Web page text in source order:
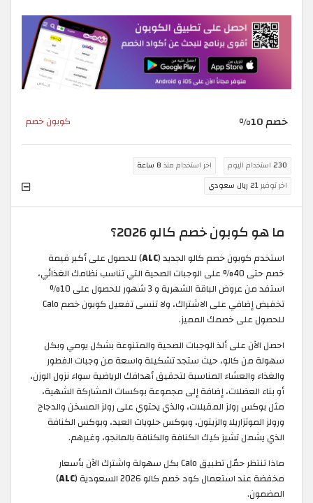
خصم 10% كوبون خصم
230 استخدام اليوم اخر استخدام منذ 8 ساعة
اخر توفير21 ريال سعودي
ما هو كوبون خصم كالو 2026؟
استخدم كوبون خصم كالو الجديد (ALC) للحصول على أكبر قيمة
خصم حتى 40% على الوجبات الصحية التي تناسب نظامك الغذائي،
استفد من عروض الباقة الشهرية و 3 شهور للحصول على 10%
تخفيض إضافي على الاشتراك، ولا تنسى تفعيل كوبون خصم Calo
للحصول على خصمك المميز.
احصل الآن على ألذ الوجبات الصحية والمتنوعة بشكل يومي وبكل
سهولة من كالو، حيث ستجد تشكيلة واسعة من وجبات الفطور
والغذاء والعشاء المناسبة لتحقيق أهدافك الرياضية سواء نزول الوزن،
أو بناء العضلات، إضافة إلى مجموعة بوكسات المشاركة الشهية،
مثل بوكس رولز المقبلات، والذي يحتوي على رولز المسخن والدجاج
ورولز الموتزاريلا والزيتون، وبوكس حلويات العيد، وبوكس الكنافة
الذي يشمل تشيز كيك الكنافة والكنافة بالمانجو، وغيرهم.
ماذا تنتظر حمّل تطبيق Calo بكل سهولة واشترك الآن بأسعار
مخفضة عند استعمال كود خصم كالو 2026 السعودية (
ALC
)
المضمون.